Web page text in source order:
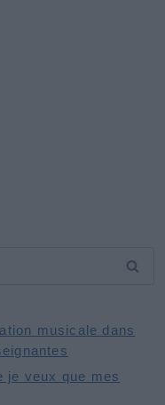
musicale dans
je veux que mes